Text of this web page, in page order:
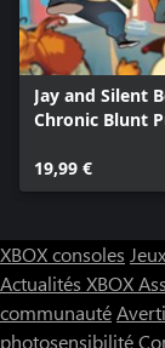
Jay and Silent
Chronic Blunt
19,99 €
XBOX consoles
Actualités XBOX
communauté
photosensibilité